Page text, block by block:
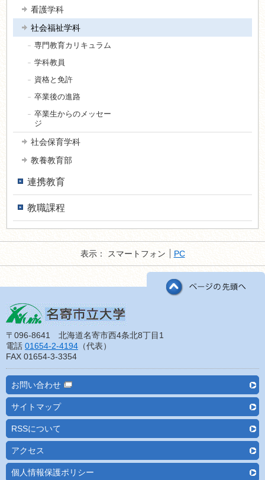
看護学科
社会福祉学科
専門教育カリキュラム
学科教員
資格と免許
卒業後の進路
卒業生からのメッセー
ジ
社会保育学科
教養教育部
連携教育
教職課程
表示： スマートフォン PC
〒096-8641 北海道名寄市西4条北8丁目1
電話 01654-2-4194 （代表）
FAX 01654-3-3354
お問い合わせ
サイトマップ
RSSについて
アクセス
個人情報保護ポリシー